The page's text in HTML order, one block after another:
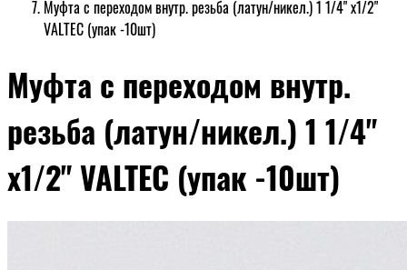
Муфта c переходом внутр. резьба (латун/никел.) 1 1/4" х1/2"
VALTEC (упак -10шт)
Муфта c переходом внутр.
резьба (латун/никел.) 1 1/4"
х1/2" VALTEC (упак -10шт)